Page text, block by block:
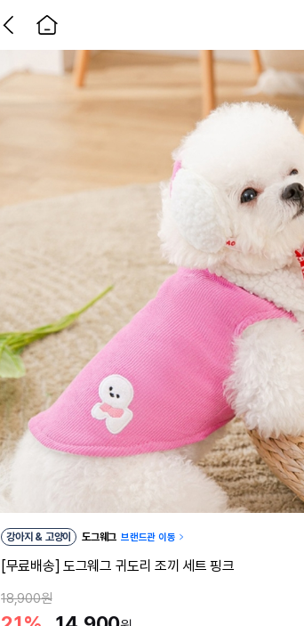
강아지 & 고양이 도그웨그 브랜드관 이동
[무료배송] 도그웨그 귀도리 조끼 세트 핑크
18,900원